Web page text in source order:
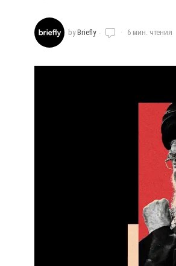
byBriefly 6 мин. чтения